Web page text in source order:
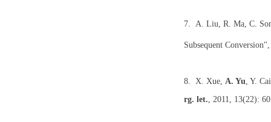
7. A. Liu, R. Ma, C.
Subsequent
8. X. Xue, A. Yu , Y.
rg. let. , 2011, 13(22):